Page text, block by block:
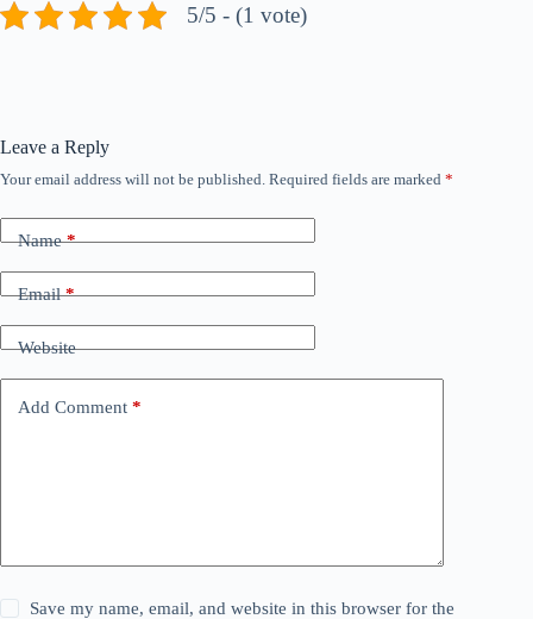
5/5 - (1 vote)
Leave a Reply
Your email address will not be published. Required fields are marked *
Name*
Email*
Website
Add Comment *
Save my name, email, and website in this browser for the